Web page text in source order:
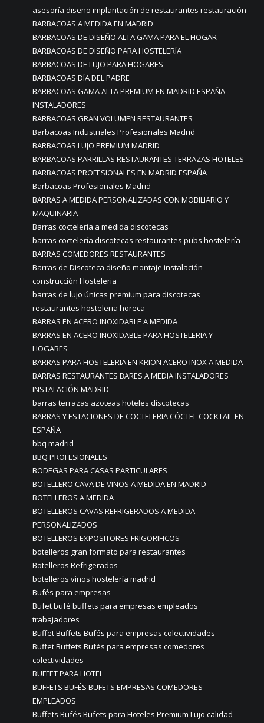
asesoría diseño implantación de restaurantes restauración
BARBACOAS A MEDIDA EN MADRID
BARBACOAS DE DISEÑO ALTA GAMA PARA EL HOGAR
BARBACOAS DE DISEÑO PARA HOSTELERÍA
BARBACOAS DE LUJO PARA HOGARES
BARBACOAS DÍA DEL PADRE
BARBACOAS GAMA ALTA PREMIUM EN MADRID ESPAÑA
INSTALADORES
BARBACOAS GRAN VOLUMEN RESTAURANTES
Barbacoas Industriales Profesionales Madrid
BARBACOAS LUJO PREMIUM MADRID
BARBACOAS PARRILLAS RESTAURANTES TERRAZAS HOTELES
BARBACOAS PROFESIONALES EN MADRID ESPAÑA
Barbacoas Profesionales Madrid
BARRAS A MEDIDA PERSONALIZADAS CON MOBILIARIO Y
MAQUINARIA
Barras cocteleria a medida discotecas
barras coctelería discotecas restaurantes pubs hostelería
BARRAS COMEDORES RESTAURANTES
Barras de Discoteca diseño montaje instalación
construcción Hosteleria
barras de lujo únicas premium para discotecas
restaurantes hosteleria horeca
BARRAS EN ACERO INOXIDABLE A MEDIDA
BARRAS EN ACERO INOXIDABLE PARA HOSTELERIA Y
HOGARES
BARRAS PARA HOSTELERIA EN KRION ACERO INOX A MEDIDA
BARRAS RESTAURANTES BARES A MEDIA INSTALADORES
INSTALACIÓN MADRID
barras terrazas azoteas hoteles discotecas
BARRAS Y ESTACIONES DE COCTELERIA CÓCTEL COCKTAIL EN
ESPAÑA
bbq madrid
BBQ PROFESIONALES
BODEGAS PARA CASAS PARTICULARES
BOTELLERO CAVA DE VINOS A MEDIDA EN MADRID
BOTELLEROS A MEDIDA
BOTELLEROS CAVAS REFRIGERADOS A MEDIDA
PERSONALIZADOS
BOTELLEROS EXPOSITORES FRIGORIFICOS
botelleros gran formato para restaurantes
Botelleros Refrigerados
botelleros vinos hostelería madrid
Bufés para empresas
Bufet bufé buffets para empresas empleados
trabajadores
Buffet Buffets Bufés para empresas colectividades
Buffet Buffets Bufés para empresas comedores
colectividades
BUFFET PARA HOTEL
BUFFETS BUFÉS BUFETS EMPRESAS COMEDORES
EMPLEADOS
Buffets Bufés Bufets para Hoteles Premium Lujo calidad